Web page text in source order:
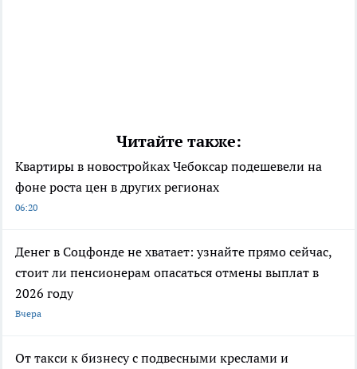
Читайте также:
Квартиры в новостройках Чебоксар подешевели на
фоне роста цен в других регионах
06:20
Денег в Соцфонде не хватает: узнайте прямо сейчас,
стоит ли пенсионерам опасаться отмены выплат в
2026 году
Вчера
От такси к бизнесу с подвесными креслами и